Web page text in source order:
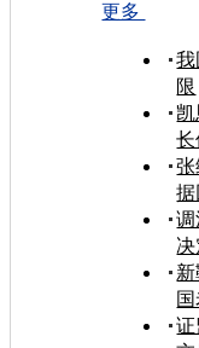
更多
限
长
据